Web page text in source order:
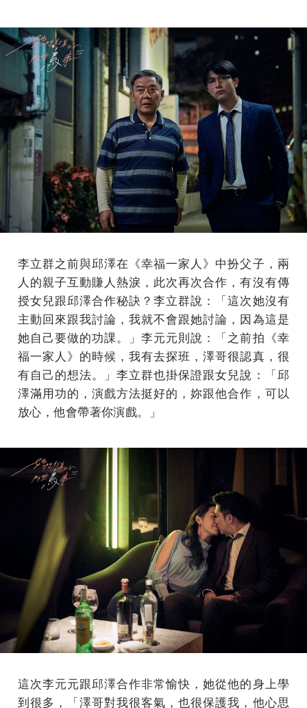
李立群之前與邱澤在《幸福一家人》中扮父子，兩
人的親子互動賺人熱淚，此次再次合作，有沒有傳
授女兒跟邱澤合作秘訣？李立群說：「這次她沒有
主動回來跟我討論，我就不會跟她討論，因為這是
她自己要做的功課。」李元元則說：「之前拍《幸
福一家人》的時候，我有去探班，澤哥很認真，很
有自己的想法。」李立群也掛保證跟女兒說：「邱
澤滿用功的，演戲方法挺好的，妳跟他合作，可以
放心，他會帶著你演戲。」
這次李元元跟邱澤合作非常愉快，她從他的身上學
到很多，「澤哥對我很客氣，也很保護我，他心思